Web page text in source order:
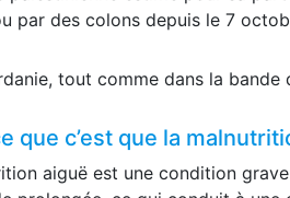
par des colons depuis le 7
tout comme dans la
que c’est que la
aiguë est une condition